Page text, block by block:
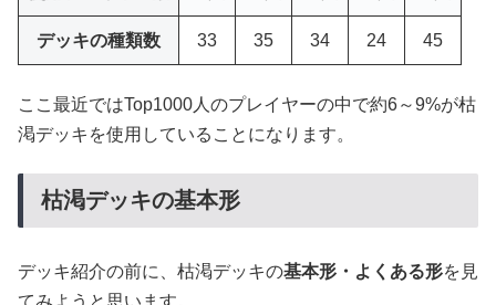
デッキの種類数 33 35 34 24 45
ここ最近ではTop1000人のプレイヤーの中で約6～9%が枯
渇デッキを使用していることになります。
枯渇デッキの基本形
デッキ紹介の前に、枯渇デッキの基本形・よくある形を見
てみようと思います。